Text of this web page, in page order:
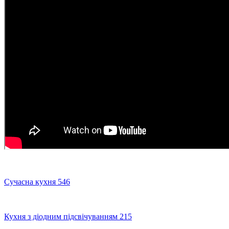
Сучасна кухня 546
Кухня з діодним підсвічуванням 215